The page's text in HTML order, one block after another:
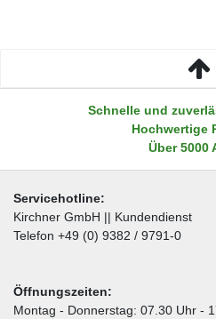
Schnelle und
Hochwertige
Über 5000
Servicehotline:
Kirchner GmbH || Kundendienst
Telefon +49 (0) 9382 / 9791-0
Öffnungszeiten:
Montag - Donnerstag: 07.30 Uhr -